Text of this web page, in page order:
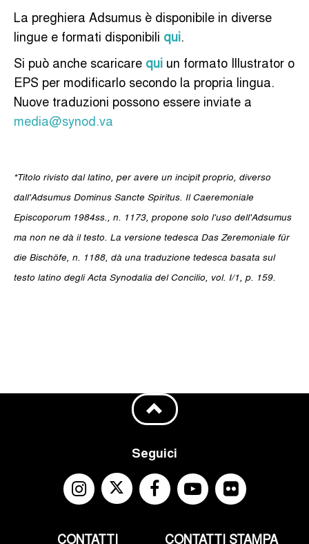
La preghiera Adsumus è disponibile in diverse
lingue e formati disponibili qui.
Si può anche scaricare qui un formato Illustrator o
EPS per modificarlo secondo la propria lingua.
Nuove traduzioni possono essere inviate a
media@synod.va
*Titolo rivisto dal latino, per avere un incipit proprio, diverso
dall'Adsumus Dominus Sancte Spiritus. Il Caeremoniale
Episcoporum 1984ss., n. 1173, propone solo l'uso dell'Adsumus
ma non ne dà il testo. La versione tedesca Das Zeremoniale für
die Bischöfe, n. 1188, dà una traduzione tedesca basata sul
testo latino degli Acta Synodalia del Concilio, vol. I/1, p. 159.
Seguici
CONTATTI CONTATTI STAMPA